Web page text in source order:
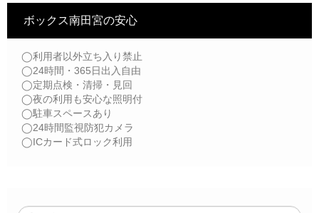
ボックス南田宮の安心
◯利用者以外立ち入り禁止
◯24時間・365日出入自由
◯定期点検・清掃・見回
◯夜の利用も安心な照明付
◯駐車スペースあり
◯24時間監視防犯カメラ
◯ICカード式ロック利用